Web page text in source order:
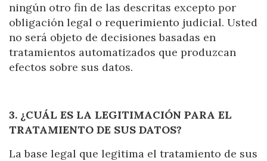
ningún otro fin de las descritas excepto por
obligación legal o requerimiento judicial. Usted
no será objeto de decisiones basadas en
tratamientos automatizados que produzcan
efectos sobre sus datos.
3. ¿CUÁL ES LA LEGITIMACIÓN PARA EL
TRATAMIENTO DE SUS DATOS?
La base legal que legitima el tratamiento de sus